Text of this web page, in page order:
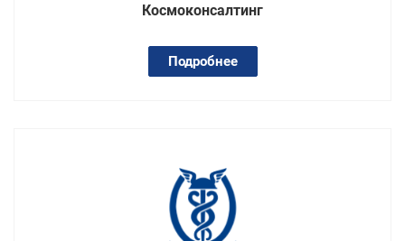
Космоконсалтинг
Подробнее